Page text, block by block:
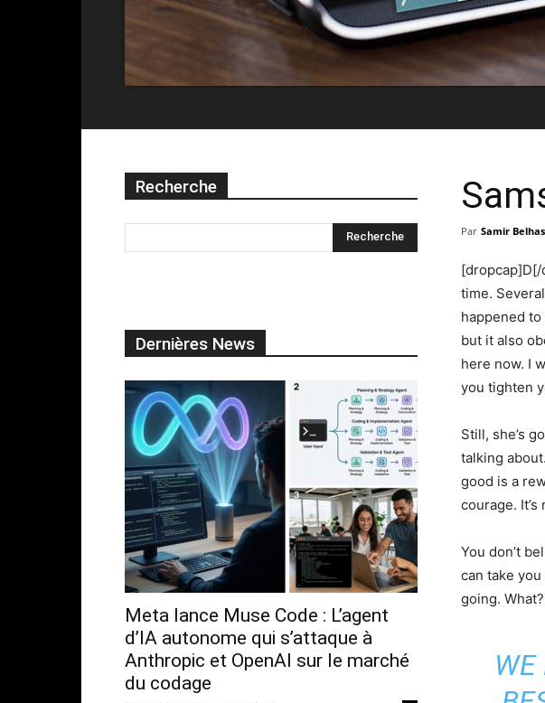
Par Samir
[dropcap]D[/
time.
happened
but it also
here now. I
you tighten
Still, she’s
talking
good is a
courage.
You don’t
can take
going.
Recherche
Dernières News
Meta lance Muse Code : L’agent
d’IA autonome qui s’attaque à
Anthropic et OpenAI sur le marché
du codage